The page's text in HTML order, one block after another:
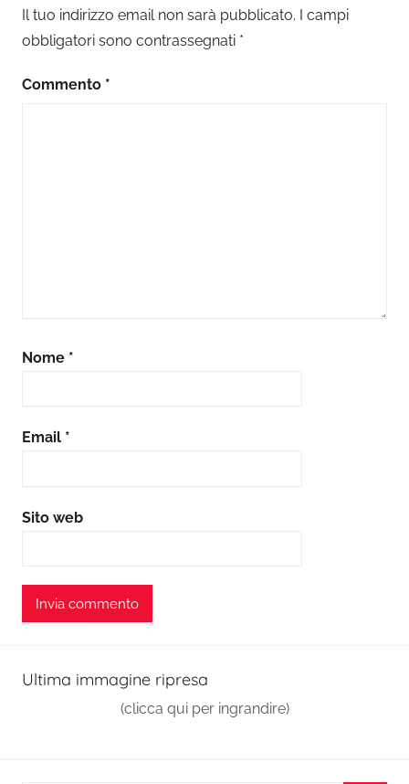
Il tuo indirizzo email non sarà pubblicato. I campi
obbligatori sono contrassegnati *
Commento *
Nome *
Email *
Sito web
Ultima immagine ripresa
(clicca qui per ingrandire)